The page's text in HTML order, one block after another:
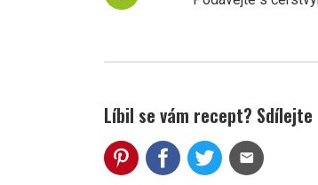
Líbil se vám recept? Sdílejte
mail